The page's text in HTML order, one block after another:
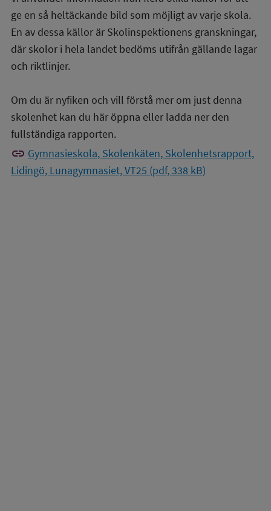
ge en så heltäckande bild som möjligt av varje skola.
En av dessa källor är Skolinspektionens granskningar,
där skolor i hela landet bedöms utifrån gällande lagar
och riktlinjer.
Om du är nyfiken och vill förstå mer om just denna
skolenhet kan du här öppna eller ladda ner den
fullständiga rapporten.
link Gymnasieskola, Skolenkäten, Skolenhetsrapport,
Lidingö, Lunagymnasiet, VT25 (pdf, 338 kB)